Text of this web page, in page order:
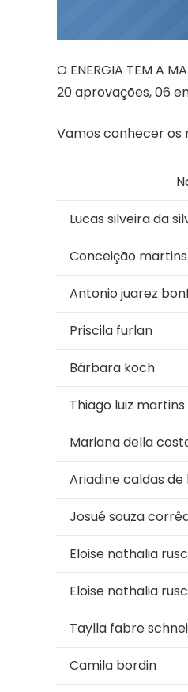
O ENERGIA TEM A
20 aprovações, 06
Vamos conhecer os
Lucas silveira da
Conceição
Antonio juarez
Priscila furlan
Bárbara koch
Thiago luiz martins
Mariana della
Ariadine caldas
Josué souza
Eloise nathalia
Eloise nathalia
Taylla fabre
Camila bordin